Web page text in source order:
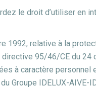
le droit d’utiliser en
1992, relative à la
95/46/CE du
à caractère
Groupe IDELUX-